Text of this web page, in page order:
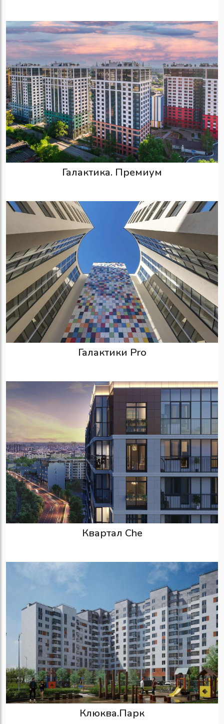
Галактика. Премиум
Галактики Pro
Квартал Che
Клюква.Парк